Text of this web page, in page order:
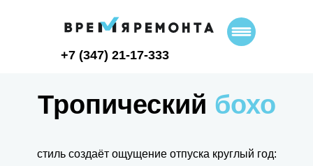
+7 (347) 21-17-333
Тропический бохо
стиль создаёт ощущение отпуска круглый год: